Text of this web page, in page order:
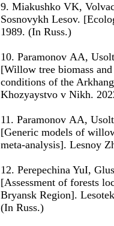
9. Miakushko VK,
Sosnovykh Lesov.
1989. (In Russ.)
10. Paramonov АА,
[Willow tree biomass
conditions of the
Khozyaystvo v Nikh.
11. Paramonov АА,
[Generic models of
meta-analysis]. Lesnoy
12. Perepechina YuI,
[Assessment of forests
Bryansk Region].
(In Russ.)